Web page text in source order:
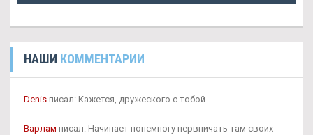
НАШИ КОММЕНТАРИИ
Denis писал: Кажется, дружеского с тобой.
Варлам писал: Начинает понемногу нервничать там своих